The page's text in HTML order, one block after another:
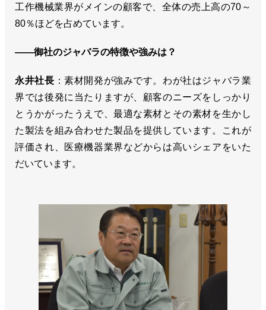
工作機械業界がメインの顧客で、全体の売上高の70～
80％ほどを占めています。
――御社のジャバラの特徴や強みは？
永井社長 ：素材開発が強みです。わが社はジャバラ業
界では後発に当たりますが、顧客のニーズをしっかり
とうかがったうえで、最適な素材とその素材を生かし
た製法を組み合わせた製品を提供しています。これが
評価され、医療機器業界などからは高いシェアをいた
だいています。